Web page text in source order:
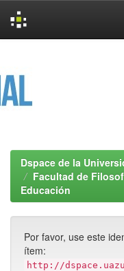
Dspace de la
Facultad de
Educación
Por favor, use este
ítem:
http://